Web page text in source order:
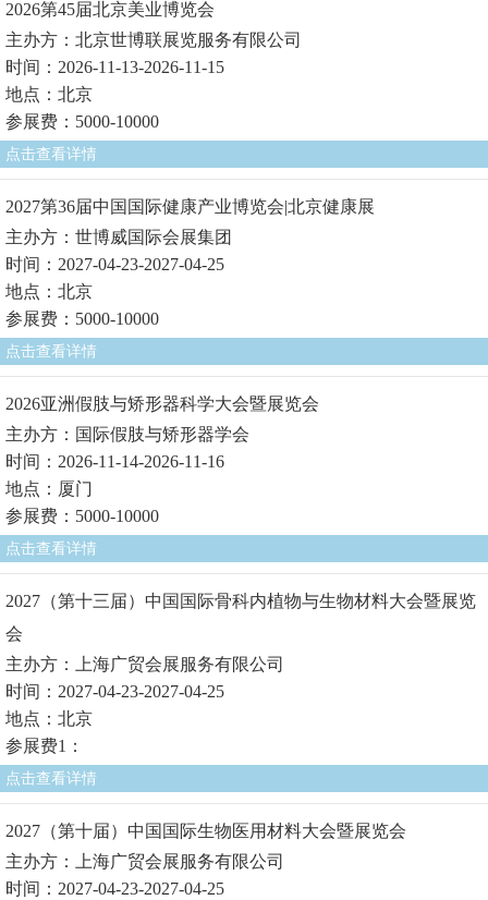
2026第45届北京美业博览会
主办方：北京世博联展览服务有限公司
时间：2026-11-13-2026-11-15
地点：北京
参展费：5000-10000
点击查看详情
2027第36届中国国际健康产业博览会|北京健康展
主办方：世博威国际会展集团
时间：2027-04-23-2027-04-25
地点：北京
参展费：5000-10000
点击查看详情
2026亚洲假肢与矫形器科学大会暨展览会
主办方：国际假肢与矫形器学会
时间：2026-11-14-2026-11-16
地点：厦门
参展费：5000-10000
点击查看详情
2027（第十三届）中国国际骨科内植物与生物材料大会暨展览
会
主办方：上海广贸会展服务有限公司
时间：2027-04-23-2027-04-25
地点：北京
参展费1：
点击查看详情
2027（第十届）中国国际生物医用材料大会暨展览会
主办方：上海广贸会展服务有限公司
时间：2027-04-23-2027-04-25